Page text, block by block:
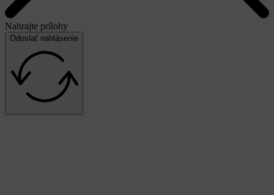
Nahrajte prílohy
Odoslať nahlásenie